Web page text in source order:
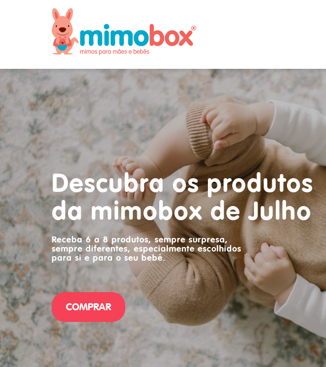
Descubra os produtos
da mimobox de Julho
Receba 6 a 8 produtos, sempre surpresa,
sempre diferentes, especialmente escolhidos
para si e para o seu bebé.
COMPRAR